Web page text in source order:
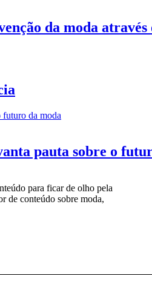
da moda
pauta sobre o
para ficar de olho pela
de conteúdo sobre moda,